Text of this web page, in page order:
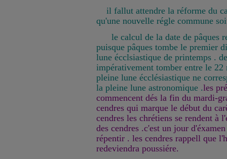
il fallut attendre la réforme du
qu'une nouvelle régle commune
le calcul de la date de pâques
puisque pâques tombe le premier
lune écclsiastique de printemps .
impérativement tomber entre le
pleine lune écclésiastique ne
la pleine lune astronomique .les
commencent dés la fin du mardi-
cendres qui marque le début du
cendres les chrétiens se rendent à
des cendres .c'est un jour
répentir . les cendres rappell que
redeviendra poussiére.